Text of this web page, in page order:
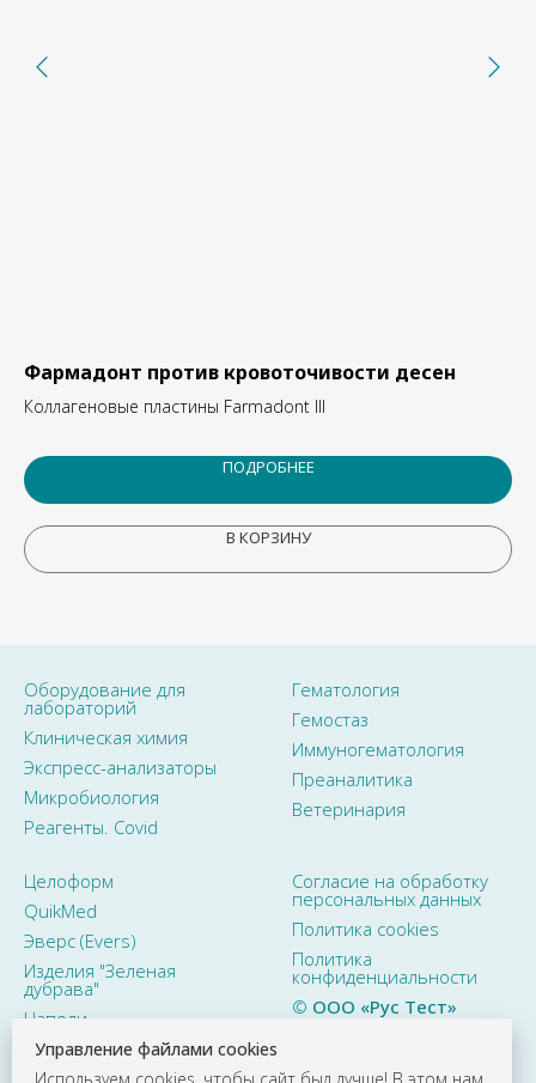
Фармадонт против кровоточивости десен
Коллагеновые пластины Farmadont III
ПОДРОБНЕЕ
В КОРЗИНУ
Оборудование для
лабораторий
Клиническая химия
Экспресс-анализаторы
Микробиология
Реагенты. Covid
Гематология
Гемостаз
Иммуногематология
Преаналитика
Ветеринария
Целоформ
QuikMed
Эверс (Evers)
Изделия "Зеленая
дубрава"
Наполи
Согласие на обработку
персональных данных
Политика cookies
Политика
конфиденциальности
© ООО «Рус Тест»
2015–2026. Все права
Управление файлами cookies